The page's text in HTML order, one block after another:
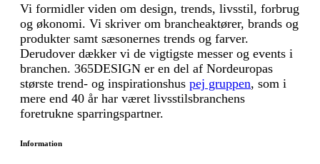
Vi formidler viden om design, trends, livsstil, forbrug
og økonomi. Vi skriver om brancheaktører, brands og
produkter samt sæsonernes trends og farver.
Derudover dækker vi de vigtigste messer og events i
branchen. 365DESIGN er en del af Nordeuropas
største trend- og inspirationshus pej gruppen, som i
mere end 40 år har været livsstilsbranchens
foretrukne sparringspartner.
Information